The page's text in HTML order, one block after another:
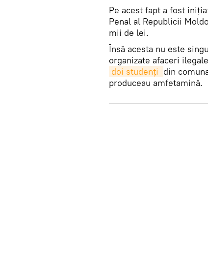
Pe acest fapt a fost
Penal al Republicii
mii de lei.
Însă acesta nu este
organizate afaceri
doi studenți din
produceau amfetamină.